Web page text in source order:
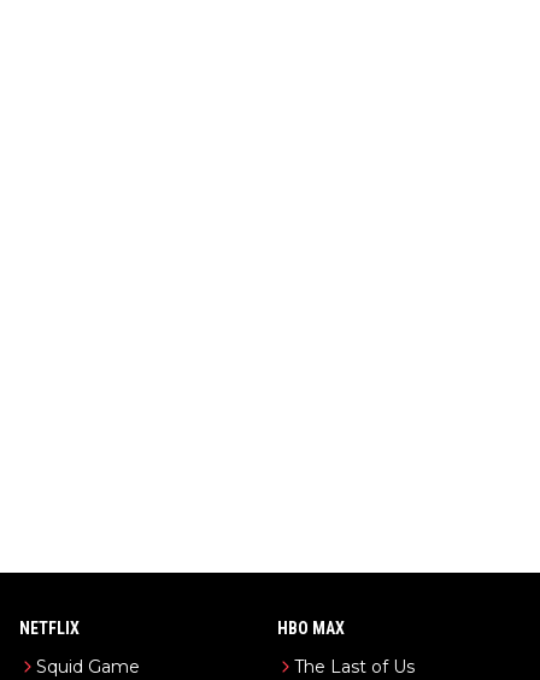
NETFLIX
Squid Game
HBO MAX
The Last of Us